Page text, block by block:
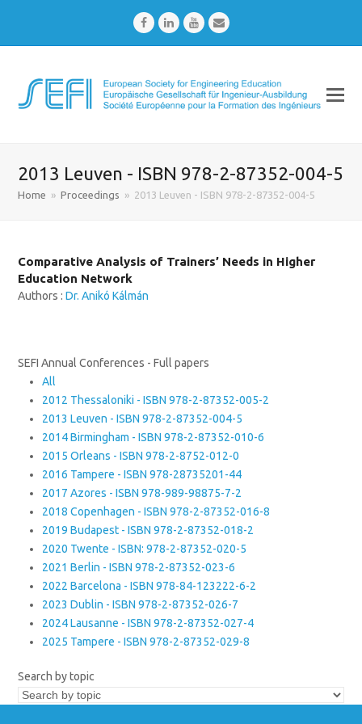
FacebookLinkedInYoutubeEmail
2013 Leuven - ISBN 978-2-87352-004-5
Home » Proceedings » 2013 Leuven - ISBN 978-2-87352-004-5
Comparative Analysis of Trainers’ Needs in Higher
Education Network
Authors :Dr. Anikó Kálmán
SEFI Annual Conferences - Full papers
All
2012 Thessaloniki - ISBN 978-2-87352-005-2
2013 Leuven - ISBN 978-2-87352-004-5
2014 Birmingham - ISBN 978-2-87352-010-6
2015 Orleans - ISBN 978-2-8752-012-0
2016 Tampere - ISBN 978-28735201-44
2017 Azores - ISBN 978-989-98875-7-2
2018 Copenhagen - ISBN 978-2-87352-016-8
2019 Budapest - ISBN 978-2-87352-018-2
2020 Twente - ISBN: 978-2-87352-020-5
2021 Berlin - ISBN 978-2-87352-023-6
2022 Barcelona - ISBN 978-84-123222-6-2
2023 Dublin - ISBN 978-2-87352-026-7
2024 Lausanne - ISBN 978-2-87352-027-4
2025 Tampere - ISBN 978-2-87352-029-8
Search by topic